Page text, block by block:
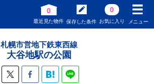
0
最近見た物件 保存した条件
0
お気に入り メニュー
札幌市営地下鉄東西線
大谷地駅の公園